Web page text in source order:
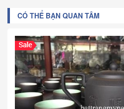
CÓ THỂ BẠN QUAN TÂM